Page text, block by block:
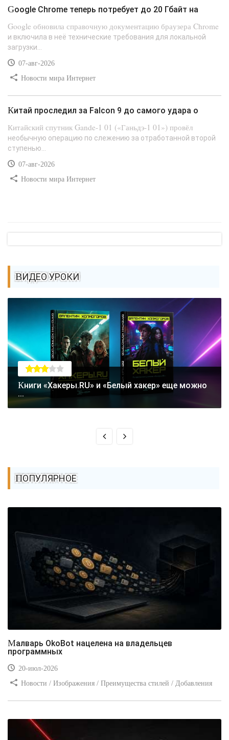
Google Chrome теперь потребует до 20 Гбайт на
Google обновила справочную документацию браузера Chrome
и включила в неё технические требования для локальной
загрузки...
07-авг-2026
Новости мира Интернет
Китай проследил за Falcon 9 до самого удара о
Китайский спутник Gande-1 01 («Ганьдэ-1 01») провёл
необычную операцию по слежению за отработанной второй
ступенью...
07-авг-2026
Новости мира Интернет
ВИДЕО УРОКИ
Книги «Хакеры.RU» и «Белый хакер» еще можно
...
ПОПУЛЯРНОЕ
Малварь OkoBot нацелена на владельцев
программных
20-июл-2026
Новости / Изображения / Преимущества стилей / Добавления